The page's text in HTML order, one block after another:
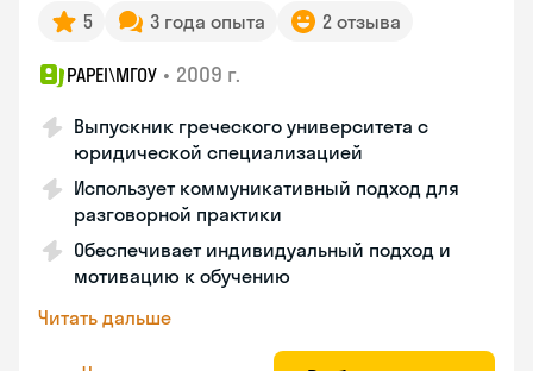
5 3 года опыта 2 отзыва
PAPEI\MГОУ • 2009 г.
Выпускник греческого университета с
юридической специализацией
Использует коммуникативный подход для
разговорной практики
Обеспечивает индивидуальный подход и
мотивацию к обучению
Читать дальше